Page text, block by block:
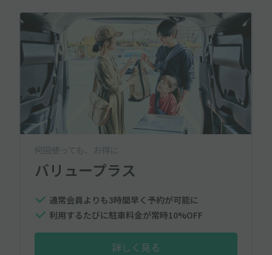
何回使っても、お得に
バリュープラス
通常会員よりも3時間早く予約が可能に
利用するたびに駐車料金が常時10%OFF
詳しく見る